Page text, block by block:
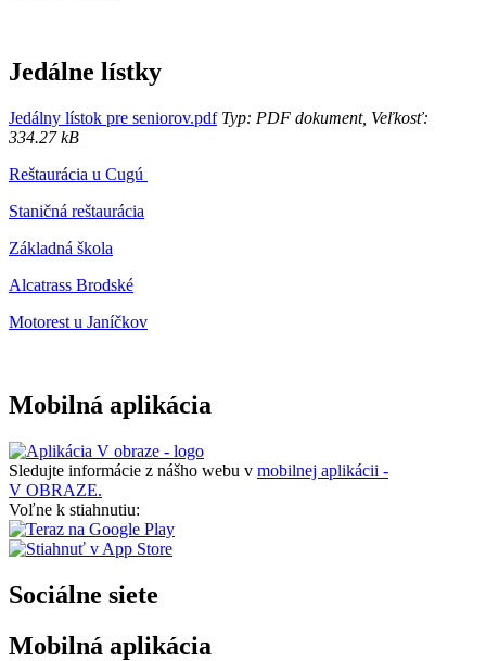
Jedálne lístky
Jedálny lístok pre seniorov.pdfTyp: PDF dokument, Veľkosť:
334.27 kB
Reštaurácia u Cugú
Staničná reštaurácia
Základná škola
Alcatrass Brodské
Motorest u Janíčkov
Mobilná aplikácia
Sledujte informácie z nášho webu v mobilnej aplikácii -
V OBRAZE.
Voľne k stiahnutiu:
Sociálne siete
Mobilná aplikácia